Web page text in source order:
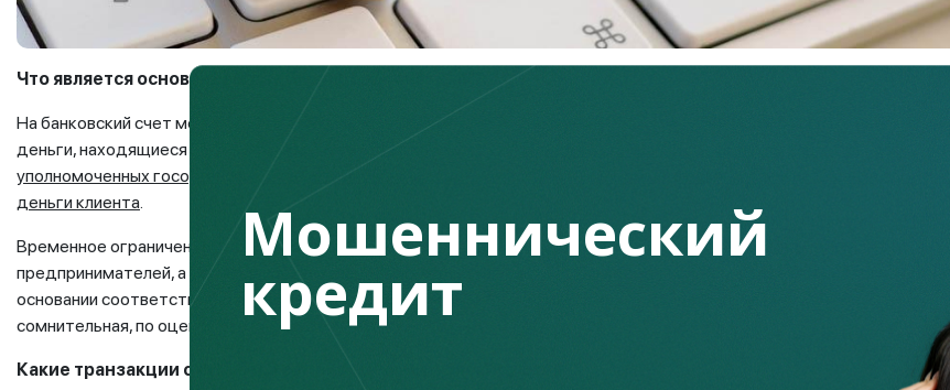
Что является основанием для блокировки счета ИП?
На банковский счет может быть наложено ограничение: приостановление расходных операций по счету; арест на
деньги, находящиеся на банковском счете. Но это происходит
уполномоченных госорганов, должностных лиц или судебных исполнителей, обладающих правом наложения ареста на
деньги клиента
Временное ограничение на распоряжение деньгами, которые находятся на банковских счетах индивидуальных
предпринимателей, а также приостановление расходных операций по банковским счетам также осуществляется на
основании соответствующих решений, распоряжений вышеупомянутых лиц и органов. Основанием может стать
сомнительная, по оценке банка, операция.
Какие транзакции считаются сомнительными и блокируются?
Мошеннический
кредит